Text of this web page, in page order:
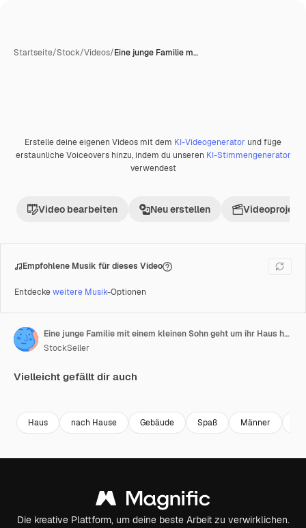
Startseite/Stock/Videos/Eine junge Familie m…
Premium
Erstelle deine eigenen Videos mit dem KI-Videogenerator und füge
erstaunliche Voiceovers hinzu, indem du unseren KI-Stimmengenerator
verwendest
Video bearbeiten Neu erstellen Videoprojekt
Empfohlene Musik für dieses Video
Entdeckeweitere Musik-Optionen
Eine junge Familie mit einem kleinen Sohn geht um ihr Haus herum. Sie halten das Baby an der Hand.
StockSeller
Vielleicht gefällt dir auch
Haus nach Hause Gebäude Spaß Männer
Die kreative Plattform, um deine beste Arbeit zu verwirklichen.